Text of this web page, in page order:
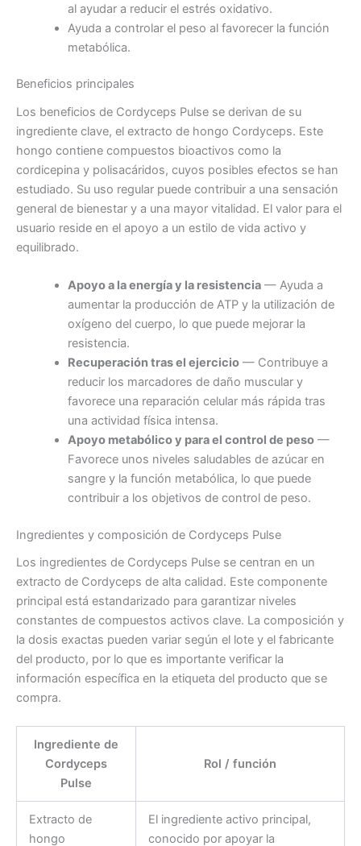
al ayudar a reducir el estrés oxidativo.
Ayuda a controlar el peso al favorecer la función
metabólica.
Beneficios principales
Los beneficios de Cordyceps Pulse se derivan de su
ingrediente clave, el extracto de hongo Cordyceps. Este
hongo contiene compuestos bioactivos como la
cordicepina y polisacáridos, cuyos posibles efectos se han
estudiado. Su uso regular puede contribuir a una sensación
general de bienestar y a una mayor vitalidad. El valor para el
usuario reside en el apoyo a un estilo de vida activo y
equilibrado.
Apoyo a la energía y la resistencia— Ayuda a
aumentar la producción de ATP y la utilización de
oxígeno del cuerpo, lo que puede mejorar la
resistencia.
Recuperación tras el ejercicio— Contribuye a
reducir los marcadores de daño muscular y
favorece una reparación celular más rápida tras
una actividad física intensa.
Apoyo metabólico y para el control de peso—
Favorece unos niveles saludables de azúcar en
sangre y la función metabólica, lo que puede
contribuir a los objetivos de control de peso.
Ingredientes y composición de Cordyceps Pulse
Los ingredientes de Cordyceps Pulse se centran en un
extracto de Cordyceps de alta calidad. Este componente
principal está estandarizado para garantizar niveles
constantes de compuestos activos clave. La composición y
la dosis exactas pueden variar según el lote y el fabricante
del producto, por lo que es importante verificar la
información específica en la etiqueta del producto que se
compra.
Ingrediente de
Cordyceps
Pulse
Rol / función
Extracto de
hongo
El ingrediente activo principal,
conocido por apoyar la